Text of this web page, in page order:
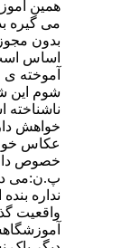
همین
می گیره
بدون
اساس
آموخته
شوم این
ناشناخته
خواهش
عکاس
خصوص
پ.ن:می
نداره
واقعیت